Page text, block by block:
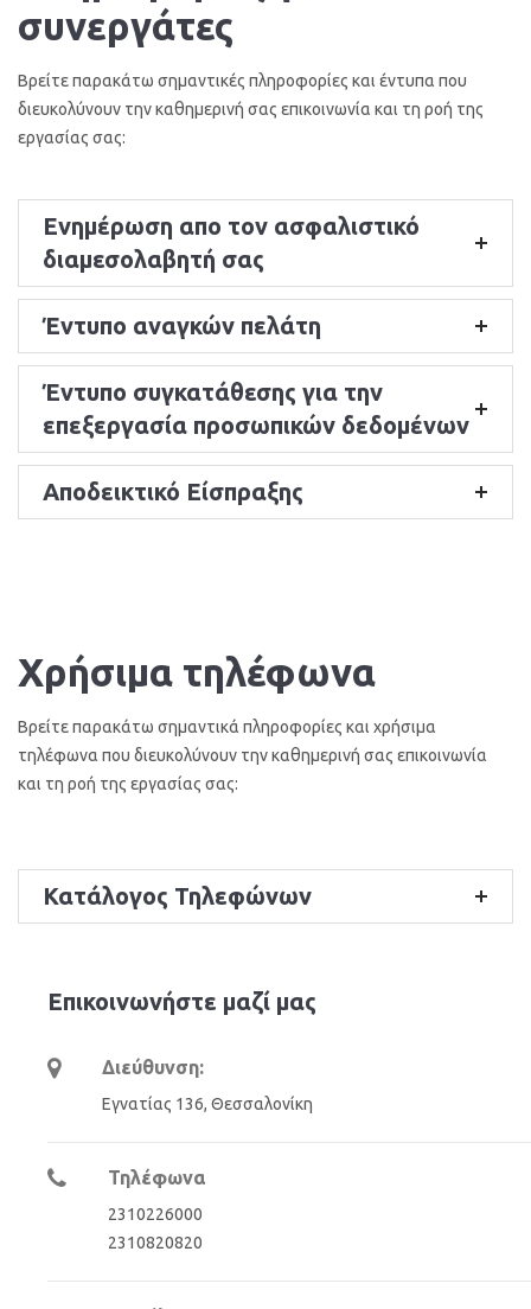
συνεργάτες
Βρείτε παρακάτω σημαντικές πληροφορίες και έντυπα που
διευκολύνουν την καθημερινή σας επικοινωνία και τη ροή της
εργασίας σας:
Ενημέρωση απο τον ασφαλιστικό
διαμεσολαβητή σας
Έντυπο αναγκών πελάτη
Έντυπο συγκατάθεσης για την
επεξεργασία προσωπικών δεδομένων
Αποδεικτικό Είσπραξης
Χρήσιμα τηλέφωνα
Βρείτε παρακάτω σημαντικά πληροφορίες και χρήσιμα
τηλέφωνα που διευκολύνουν την καθημερινή σας επικοινωνία
και τη ροή της εργασίας σας:
Κατάλογος Τηλεφώνων
Επικοινωνήστε μαζί μας
Διεύθυνση:
Εγνατίας 136, Θεσσαλονίκη
Τηλέφωνα
2310226000
2310820820